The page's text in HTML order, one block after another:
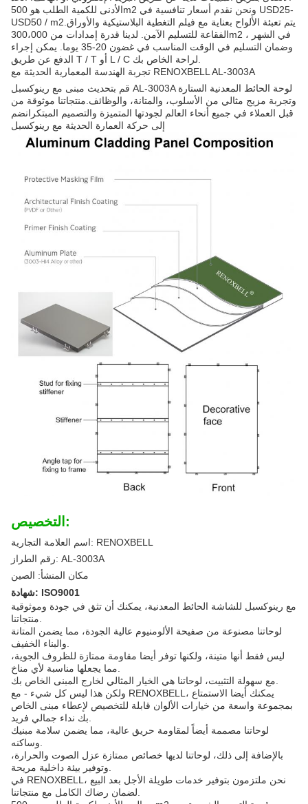
الأدنى للكمية الطلب هو 500m2 ونحن نقدم أسعار تنافسية في USD25-
USD50 / m2.يتم تعبئة الألواح بعناية مع فيلم التغطية البلاستيكية والأوراق
الفقاعة للتسليم الآمن. لدينا قدرة إمدادات من 300،000m2 في الشهر ،
وضمان التسليم في الوقت المناسب في غضون 20-35 يوما. يمكن إجراء
تجربة الهندسة المعمارية الحديثة مع RENOXBELL AL-3003A
قم بتحديث مبنى مع رينوكسبل AL-3003A لوحة الحائط المعدنية الستارة
وتجربة مزيج مثالي من الأسلوب، والمتانة، والوظائف.منتجاتنا موثوقة من
قبل العملاء في جميع أنحاء العالم لجودتها المتميزة والتصميم المبتكرانضم
إلى حركة العمارة الحديثة مع رينوكسبل
التخصيص:
اسم العلامة التجارية: RENOXBELL
رقم الطراز: AL-3003A
مكان المنشأ: الصين
شهادة: ISO9001
مع رينوكسبل للشاشة الحائط المعدنية، يمكنك أن تثق في جودة وموثوقية
منتجاتنا.
لوحاتنا مصنوعة من صفيحة الألومنيوم عالية الجودة، مما يضمن المتانة
والبناء الخفيف.
ليس فقط أنها متينة، ولكنها توفر أيضا مقاومة ممتازة للظروف الجوية،
مما يجعلها مناسبة لأي مناخ.
مع سهولة التثبيت، لوحاتنا هي الخيار المثالي لخارج المبنى الخاص بك.
ولكن هذا ليس كل شيء - مع RENOXBELL، يمكنك أيضا الاستمتاع
بمجموعة واسعة من خيارات الألوان قابلة للتخصيص لإعطاء مبنى الخاص
بك نداء جمالي فريد.
لوحاتنا مصممة أيضاً لمقاومة حريق عالية، مما يضمن سلامة مبنيك
وساكنه.
بالإضافة إلى ذلك، لوحاتنا لديها خصائص ممتازة عزل الصوت والحرارة،
وتوفير بيئة داخلية مريحة.
في RENOXBELL، نحن ملتزمون بتوفير خدمات طويلة الأجل بعد البيع
لضمان رضاك الكامل مع منتجاتنا.